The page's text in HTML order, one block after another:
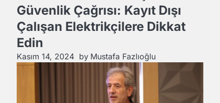
Güvenlik Çağrısı: Kayıt Dışı
Çalışan Elektrikçilere Dikkat
Edin
Kasım 14, 2024 by Mustafa Fazlıoğlu